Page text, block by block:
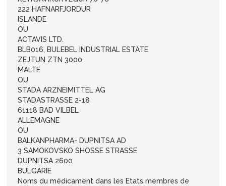
222 HAFNARFJORDUR
ISLANDE
OU
ACTAVIS LTD.
BLB016, BULEBEL INDUSTRIAL ESTATE
ZEJTUN ZTN 3000
MALTE
OU
STADA ARZNEIMITTEL AG
STADASTRASSE 2-18
61118 BAD VILBEL
ALLEMAGNE
OU
BALKANPHARMA- DUPNITSA AD
3 SAMOKOVSKO SHOSSE STRASSE
DUPNITSA 2600
BULGARIE
Noms du médicament dans les Etats membres de